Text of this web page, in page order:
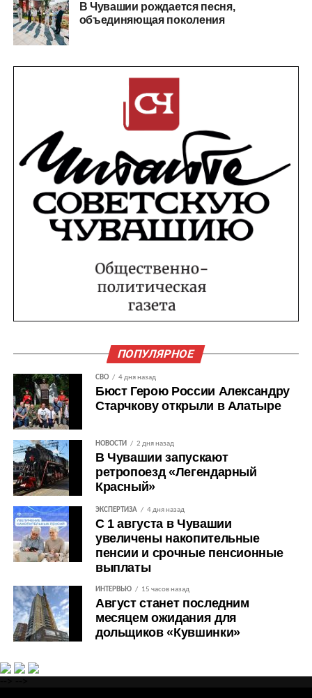
В Чувашии рождается песня,
объединяющая поколения
ПОПУЛЯРНОЕ
СВО 4 дня назад
Бюст Герою России Александру
Старчкову открыли в Алатыре
НОВОСТИ 2 дня назад
В Чувашии запускают
ретропоезд «Легендарный
Красный»
ЭКСПЕРТИЗА 4 дня назад
С 1 августа в Чувашии
увеличены накопительные
пенсии и срочные пенсионные
выплаты
ИНТЕРВЬЮ 15 часов назад
Август станет последним
месяцем ожидания для
дольщиков «Кувшинки»